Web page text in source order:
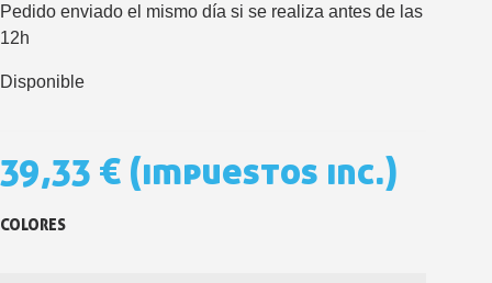
Comparte tus
Pedido enviado el mismo día si se realiza antes de las
12h
Disponible
39,33 € (impuestos inc.)
COLORES